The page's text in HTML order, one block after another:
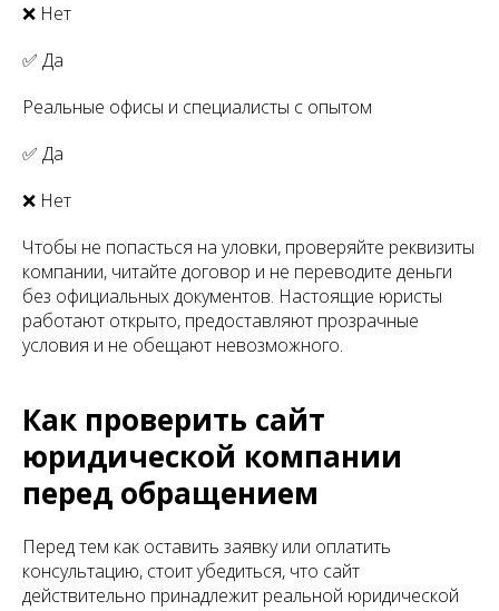
❌ Нет
✅ Да
Реальные офисы и специалисты с опытом
✅ Да
❌ Нет
Чтобы не попасться на уловки, проверяйте реквизиты
компании, читайте договор и не переводите деньги
без официальных документов. Настоящие юристы
работают открыто, предоставляют прозрачные
условия и не обещают невозможного.
Как проверить сайт
юридической компании
перед обращением
Перед тем как оставить заявку или оплатить
консультацию, стоит убедиться, что сайт
действительно принадлежит реальной юридической